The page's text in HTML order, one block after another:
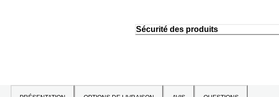
Sécurité des produits